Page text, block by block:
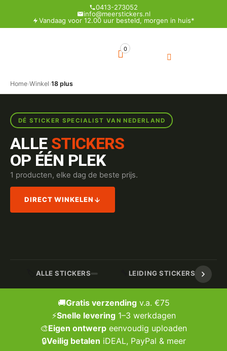
0413-273052
info@meerstickers.nl
Vandaag voor 12.00 uur besteld, morgen in huis*
0
Home›Winkel›18 plus
DÉ STICKER SPECIALIST VAN NEDERLAND
ALLE STICKERS
OP ÉÉN PLEK
1 producten, elke dag de beste prijs.
DIRECT WINKELEN
ALLE STICKERS LEIDING STICKERS /
🚚Gratis verzendingv.a. €75
⚡Snelle levering1–3 werkdagen
🎨Eigen ontwerp eenvoudig uploaden
🔒Veilig betalen iDEAL, PayPal & meer